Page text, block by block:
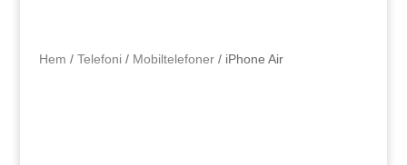
Hem / Telefoni / Mobiltelefoner/ iPhone Air